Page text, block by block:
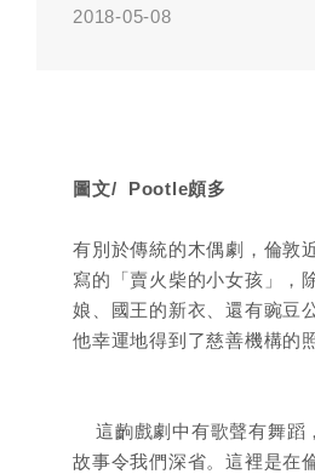
2018-05-08
圖文/ Pootle頗多
有別於傳統的木偶劇，倫敦
寫的「賣火柴的小女孩」，
娘、國王的新衣、還有豌豆
他幸運地得到了慈善機構的
這齣戲劇中有歌聲有舞蹈
故事令我們深省。這裡是在